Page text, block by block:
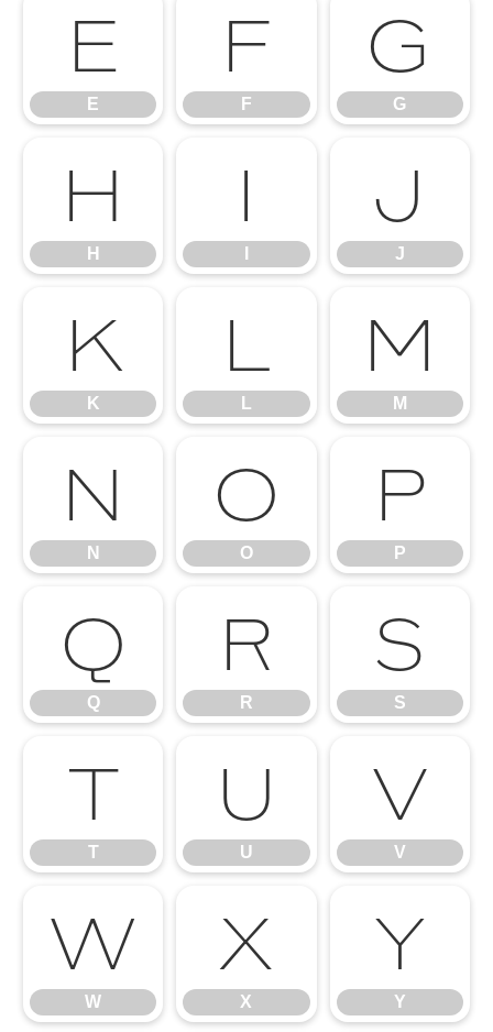
E
E
F
F
G
G
H
H
I J
J
K
K
L
L
M
M
N
N
O
O
P
P
Q
Q
R
R
S
S
T
T
U
U
V
V
W
W
X
X
Y
Y